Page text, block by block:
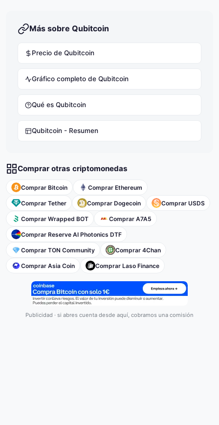
Más sobre Qubitcoin
Precio de Qubitcoin
Gráfico completo de Qubitcoin
Qué es Qubitcoin
Qubitcoin - Resumen
Comprar otras criptomonedas
Comprar Bitcoin Comprar Ethereum
Comprar Tether Comprar Dogecoin Comprar USDS
Comprar Wrapped BOT Comprar A7A5
Comprar Reserve AI Photonics DTF
Comprar TON Community Comprar 4Chan
Comprar Asia Coin Comprar Laso Finance
Publicidad · si abres cuenta desde aquí, cobramos una comisión